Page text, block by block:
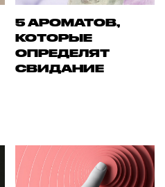
5 АРОМАТОВ,
КОТОРЫЕ
ОПРЕДЕЛЯТ
СВИДАНИЕ